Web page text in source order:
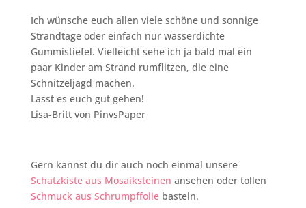
Ich wünsche euch allen viele schöne und sonnige
Strandtage oder einfach nur wasserdichte
Gummistiefel. Vielleicht sehe ich ja bald mal ein
paar Kinder am Strand rumflitzen, die eine
Schnitzeljagd machen.
Lasst es euch gut gehen!
Lisa-Britt von PinvsPaper
Gern kannst du dir auch noch einmal unsere
Schatzkiste aus Mosaiksteinen ansehen oder tollen
Schmuck aus Schrumpffoliebasteln.